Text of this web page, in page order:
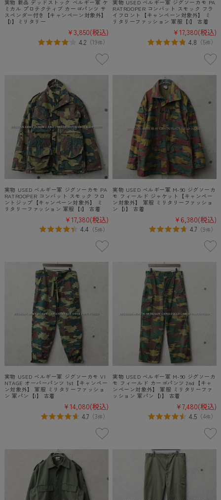
実物 新品 デッドストック ベルギー軍 ケ
ミカル プロテクティブ カーゴパンツ サ
スペンダー付き【キャンペーン対象外】
【I】ミリタリー
¥3,850(税込)
4.2（19件）
実物 USED ベルギー軍 ジグソーカモ PA
RATROOPER コンバット スモック フラ
イフロント【キャンペーン対象外】 ミ
リタリーファッション 軍服【I】 古着
¥17,380(税込)
4.8 （5件）
実物 USED ベルギー軍 ジグソーカモ PA
RATROOPER コンバット スモック フロ
ントジップ【キャンペーン対象外】 ミ
リタリーファッション 軍服【I】 古着
¥17,380(税込)
4.4（5件）
実物 USED ベルギー軍 M-90 ジグソーカ
モ フィールド ジャケット【キャンペー
ン対象外】 軍服 ミリタリーファッショ
ン【I】 古着
¥6,380(税込)
4.7 （9件）
実物 USED ベルギー軍 ジグソーカモ VI
NTAGE オーバーパンツ 1st【キャンペー
ン対象外】 軍服 ミリタリーファッショ
ン 軍パン【I】 古着
¥14,080(税込)
4.7（3件）
実物 USED ベルギー軍 M-90 ジグソーカ
モ フィールド カーゴパンツ 2nd【キャ
ンペーン対象外】 軍服 ミリタリーファ
ッション 軍パン【I】 古着
¥7,480(税込)
4.5 （4件）